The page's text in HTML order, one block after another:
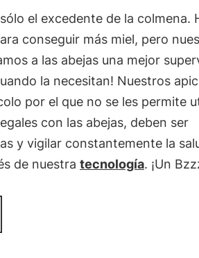
el excedente de la colmena.
conseguir más miel, pero
a las abejas una mejor
la necesitan! Nuestros
por el que no se les permite
con las abejas, deben ser
y vigilar constantemente la
de nuestra tecnología. ¡Un